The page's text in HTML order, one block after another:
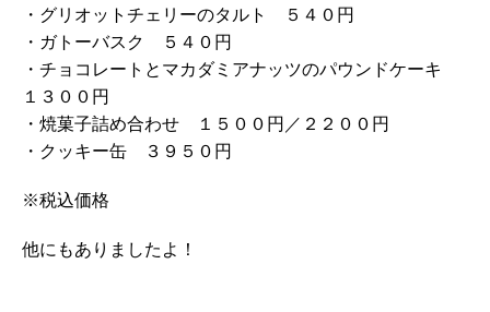
・グリオットチェリーのタルト ５４０円
・ガトーバスク ５４０円
・チョコレートとマカダミアナッツのパウンドケーキ
１３００円
・焼菓子詰め合わせ １５００円／２２００円
・クッキー缶 ３９５０円
※税込価格
他にもありましたよ！